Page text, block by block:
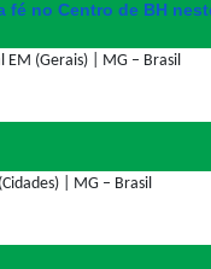
fé no Centro de BH
EM (Gerais) | MG – Brasil
| MG – Brasil